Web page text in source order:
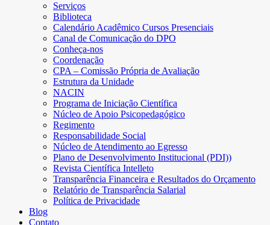
Serviços
Biblioteca
Calendário Acadêmico Cursos Presenciais
Canal de Comunicação do DPO
Conheça-nos
Coordenação
CPA – Comissão Própria de Avaliação
Estrutura da Unidade
NACIN
Programa de Iniciação Científica
Núcleo de Apoio Psicopedagógico
Regimento
Responsabilidade Social
Núcleo de Atendimento ao Egresso
Plano de Desenvolvimento Institucional (PDI))
Revista Científica Intelleto
Transparência Financeira e Resultados do Orçamento
Relatório de Transparência Salarial
Política de Privacidade
Blog
Contato